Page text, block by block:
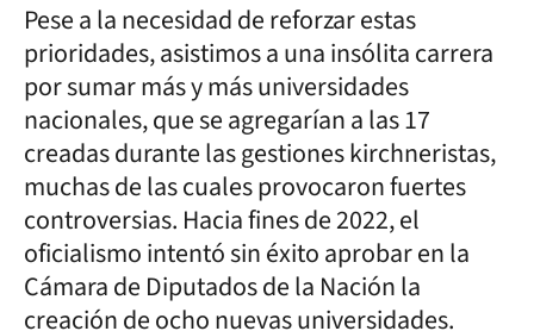
Pese a la necesidad de reforzar estas
prioridades, asistimos a una insólita carrera
por sumar más y más universidades
nacionales, que se agregarían a las 17
creadas durante las gestiones kirchneristas,
muchas de las cuales provocaron fuertes
controversias. Hacia fines de 2022, el
oficialismo intentó sin éxito aprobar en la
Cámara de Diputados de la Nación la
creación de ocho nuevas universidades.